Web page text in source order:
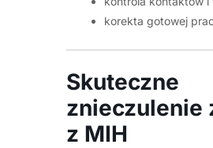
korekta gotowej
Skuteczne
znieczulenie
z MIH